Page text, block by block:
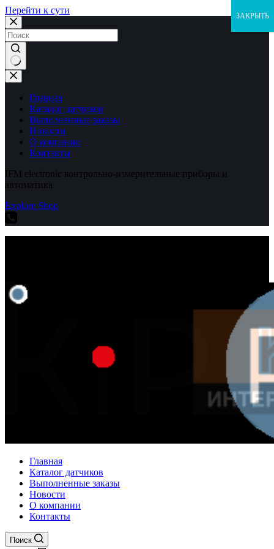
Перейти к сути
Ничего
не
найденоГлавная
Каталог датчиков
Выполненные заказы
Новости
О компании
Контакты
IFM electronic контрольно-измерительные приборы и
автоматика
Explore Shop
Главная
Каталог датчиков
Выполненные заказы
Новости
О компании
Контакты
Поиск
ЗАКРЫТЬ